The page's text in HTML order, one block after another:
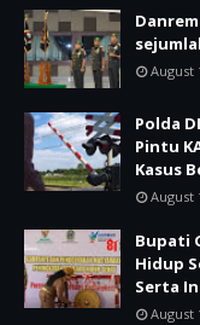
August
Polda
Pintu
Kasus
August
Bupati
Hidup
Serta
August